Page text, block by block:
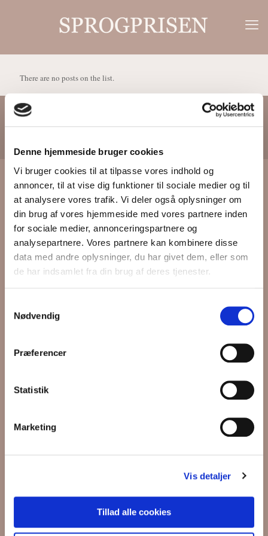
Denne hjemmeside bruger cookies
Vi bruger cookies til at tilpasse vores indhold og
annoncer, til at vise dig funktioner til sociale medier og til
at analysere vores trafik. Vi deler også oplysninger om
din brug af vores hjemmeside med vores partnere inden
for sociale medier, annonceringspartnere og
analysepartnere. Vores partnere kan kombinere disse
data med andre oplysninger, du har givet dem, eller som
de har indsamlet fra din brug af deres tjenester.
Nødvendig
Præferencer
Statistik
Marketing
Vis detaljer
Tillad alle cookies
There are no posts on the list.
Følg med på Facebook
Bag Sprogprisen står
Dansk Sprognævn
sproget.dk
Det Danske Sprog- og Litteraturselskab
kurtstrand.dk
Seneste nyheder
Vinderne af Sprogprisen.dk 2023